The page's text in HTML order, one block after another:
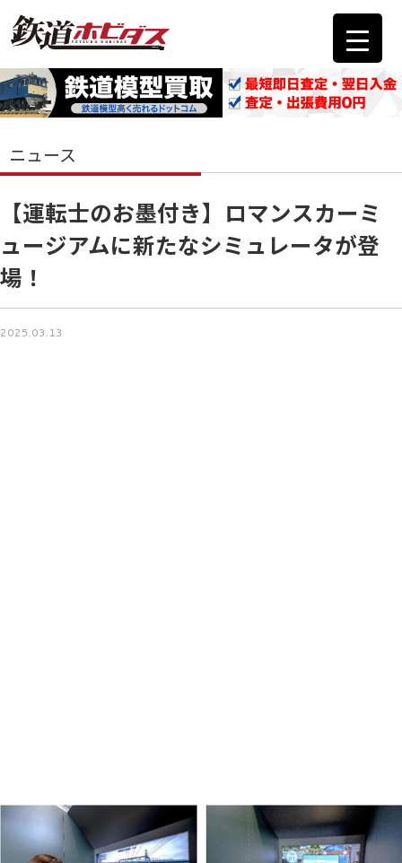
ニュース
【運転士のお墨付き】ロマンスカーミ
ュージアムに新たなシミュレータが登
場！
2025.03.13